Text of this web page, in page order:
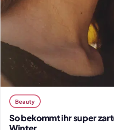
Beauty
So bekommt ihr super